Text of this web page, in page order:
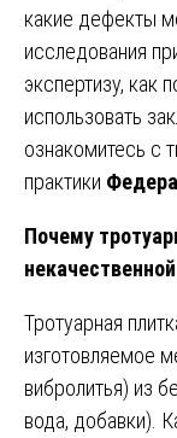
какие дефекты
исследования
экспертизу, как
использовать
ознакомитесь с
практики
Почему
Тротуарная
изготовляемое
вибролитья) из
вода, добавки).